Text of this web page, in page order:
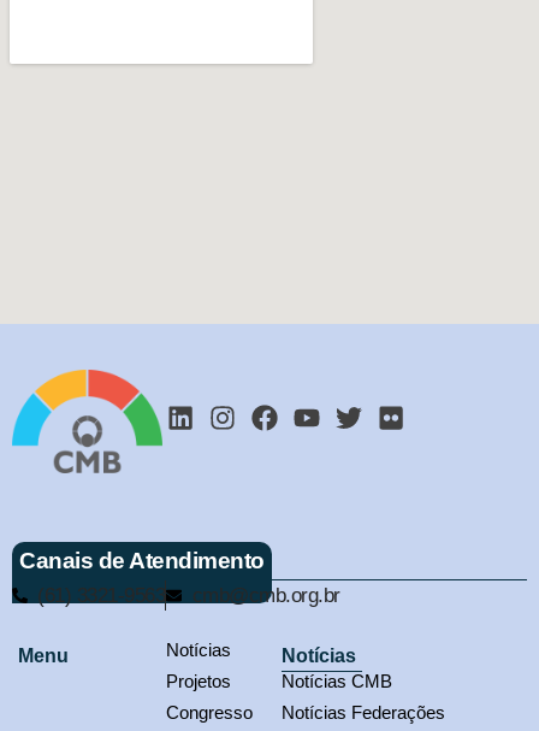
Canais de Atendimento
(61) 3321-9563 cmb@cmb.org.br
Menu
Notícias
Projetos
Congresso
Notícias
Notícias CMB
Notícias Federações